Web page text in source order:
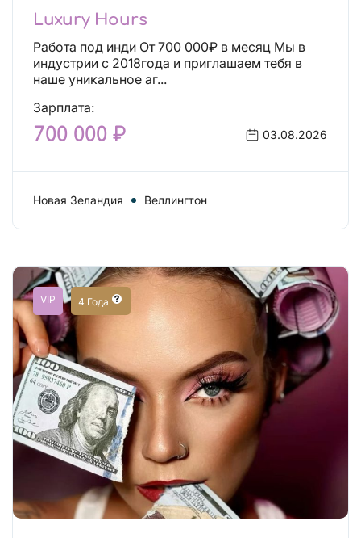
Luxury Hours
Работа под инди От 700 000₽ в месяц Мы в
индустрии с 2018года и приглашаем тебя в
наше уникальное аг...
Зарплата:
700 000 ₽ 03.08.2026
Новая Зеландия Веллингтон
VIP 4 Года